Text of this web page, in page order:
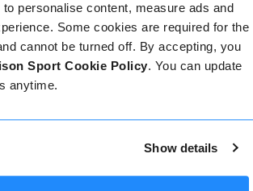
personalise content, measure ads and
Some cookies are required for the
cannot be turned off. By accepting, you
Sport Cookie Policy. You can update
anytime.
Show details
online